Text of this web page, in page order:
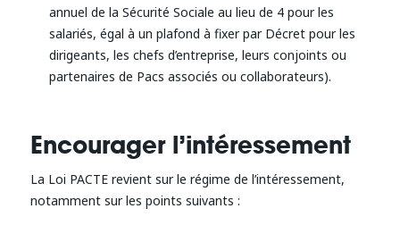
annuel de la Sécurité Sociale au lieu de 4 pour les
salariés, égal à un plafond à fixer par Décret pour les
dirigeants, les chefs d’entreprise, leurs conjoints ou
partenaires de Pacs associés ou collaborateurs).
Encourager l’intéressement
La Loi PACTE revient sur le régime de l’intéressement,
notamment sur les points suivants :